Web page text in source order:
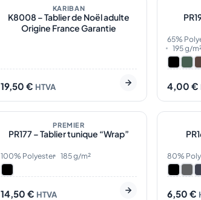
KARIBAN
K8008 – Tablier de Noël adulte
Origine France Garantie
19,50 € HTVA
65%
195 g/
4,00 €
1
En stock
PREMIER
PR177 – Tablier tunique “Wrap”
100% Polyester 185 g/m²
14,50 € HTVA
En stock
80%
6,50 €